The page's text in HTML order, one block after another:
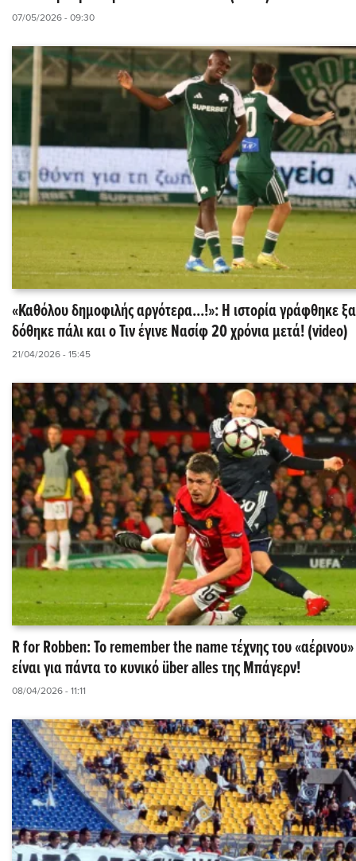
07/05/2026 - 09:30
«Καθόλου δημοφιλής αργότερα...!»: Η ιστορία γράφθηκε
δόθηκε πάλι και ο Τιν έγινε Νασίφ 20 χρόνια μετά! (video)
21/04/2026 - 15:45
R for Robben: Το remember the name τέχνης του
είναι για πάντα το κυνικό über alles της Μπάγερν!
08/04/2026 - 11:11